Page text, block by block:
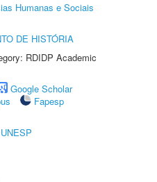
Humanas e Sociais
DE HISTÓRIA
RDIDP Academic
Google Scholar
Fapesp